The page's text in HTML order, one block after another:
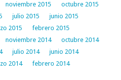
noviembre 2015
octubre 2015
julio 2015
junio 2015
2015
febrero 2015
noviembre 2014
octubre 2014
julio 2014
junio 2014
2014
febrero 2014